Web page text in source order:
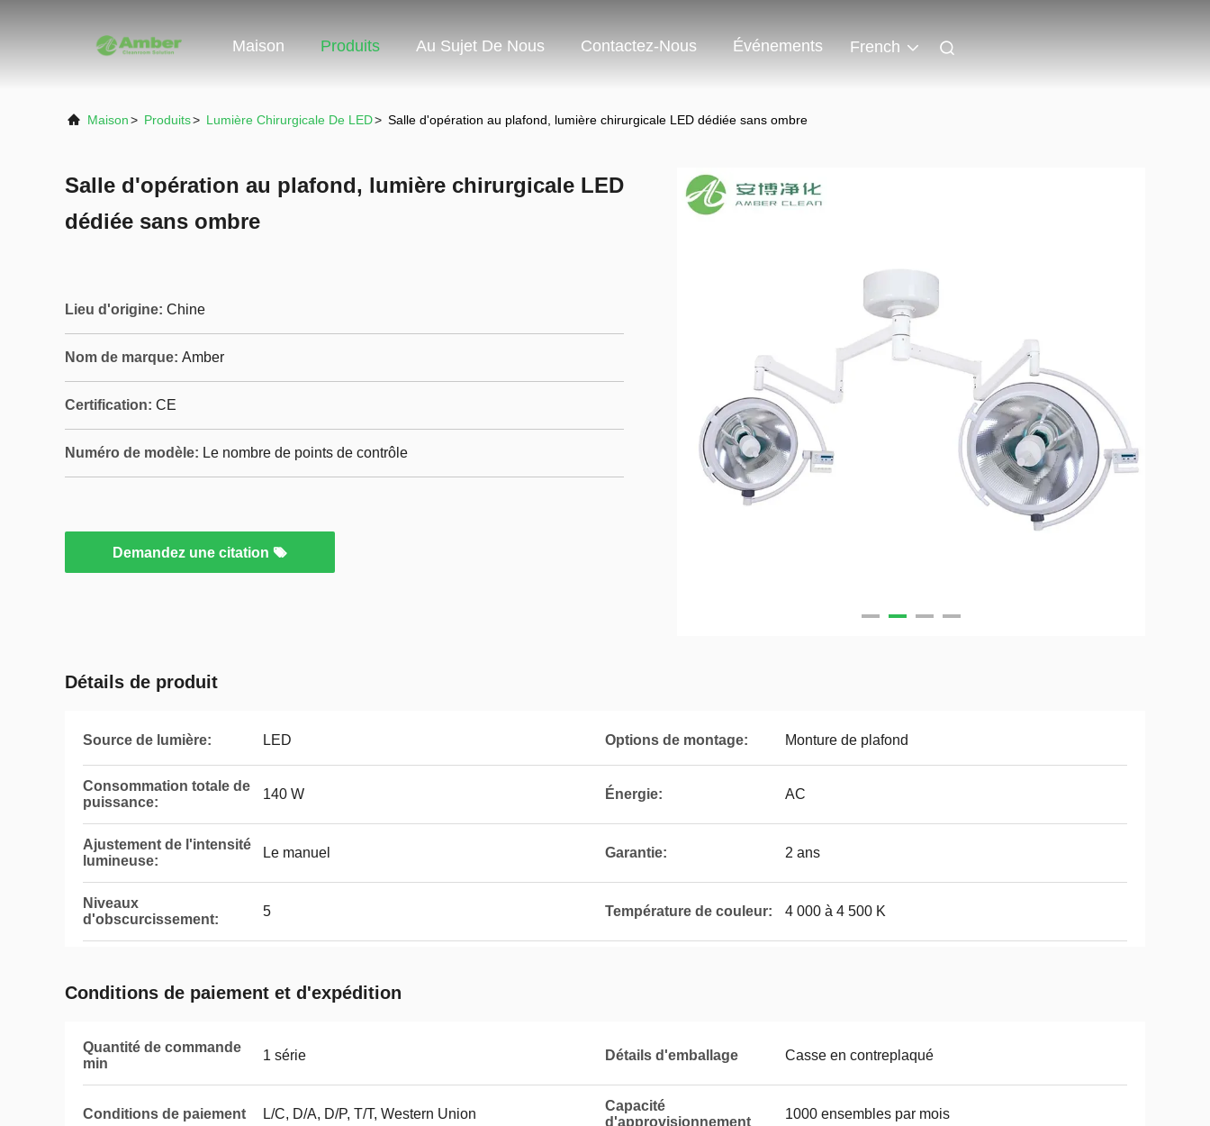
Maison Produits Au Sujet De Nous Contactez-Nous Événements French
Maison> Produits> Lumière Chirurgicale De LED> Salle d'opération au plafond, lumière chirurgicale LED dédiée sans ombre
Salle d'opération au plafond, lumière chirurgicale LED
dédiée sans ombre
Lieu d'origine: Chine
Nom de marque: Amber
Certification: CE
Numéro de modèle: Le nombre de points de contrôle
Demandez une citation
Détails de produit
Source de lumière: LED Options de montage: Monture de plafond
Consommation totale de
puissance:
140 W Énergie: AC
Ajustement de l'intensité
lumineuse:
Le manuel Garantie: 2 ans
Niveaux
d'obscurcissement:
5 Température de couleur: 4 000 à 4 500 K
Conditions de paiement et d'expédition
Quantité de commande
min
1 série Détails d'emballage Casse en contreplaqué
Conditions de paiement L/C, D/A, D/P, T/T, Western Union
Capacité
d'approvisionnement
1000 ensembles par mois